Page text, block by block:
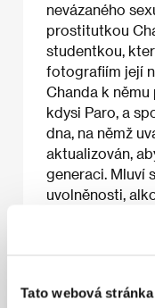
Tato webová
nevázaného
prostitutkou
studentkou,
fotografiím její
Chanda k
kdysi Paro, a
dna, na němž
aktualizován,
generaci. Mluví
uvolněnosti,
ženách.
ostychu
Atyachar, v níž